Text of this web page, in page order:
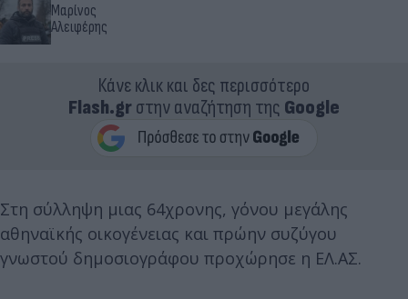
Μαρίνος
Αλειφέρης
Κάνε κλικ και δες περισσότερο
Flash.grστην αναζήτηση της Google
Στη σύλληψη μιας 64χρονης, γόνου μεγάλης
αθηναϊκής οικογένειας και πρώην συζύγου
γνωστού δημοσιογράφου προχώρησε η ΕΛ.ΑΣ.